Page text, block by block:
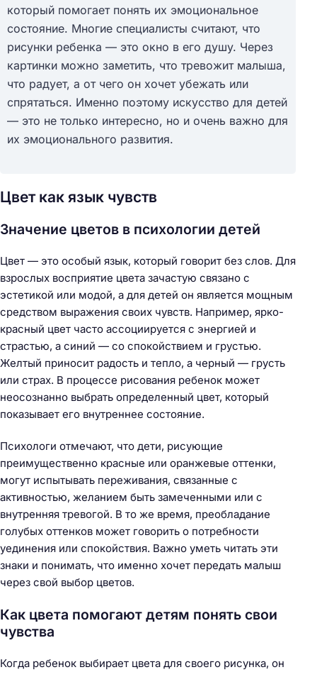
который помогает понять их эмоциональное
состояние. Многие специалисты считают, что
рисунки ребенка — это окно в его душу. Через
картинки можно заметить, что тревожит малыша,
что радует, а от чего он хочет убежать или
спрятаться. Именно поэтому искусство для детей
— это не только интересно, но и очень важно для
их эмоционального развития.
Цвет как язык чувств
Значение цветов в психологии детей
Цвет — это особый язык, который говорит без слов. Для
взрослых восприятие цвета зачастую связано с
эстетикой или модой, а для детей он является мощным
средством выражения своих чувств. Например, ярко-
красный цвет часто ассоциируется с энергией и
страстью, а синий — со спокойствием и грустью.
Желтый приносит радость и тепло, а черный — грусть
или страх. В процессе рисования ребенок может
неосознанно выбрать определенный цвет, который
показывает его внутреннее состояние.
Психологи отмечают, что дети, рисующие
преимущественно красные или оранжевые оттенки,
могут испытывать переживания, связанные с
активностью, желанием быть замеченными или с
внутренняя тревогой. В то же время, преобладание
голубых оттенков может говорить о потребности
уединения или спокойствия. Важно уметь читать эти
знаки и понимать, что именно хочет передать малыш
через свой выбор цветов.
Как цвета помогают детям понять свои
чувства
Когда ребенок выбирает цвета для своего рисунка, он